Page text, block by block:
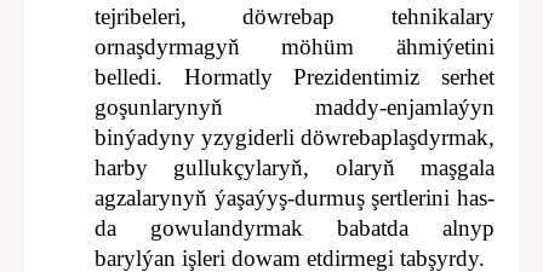
tejribeleri, döwrebap tehnikalary
ornaşdyrmagyň möhüm ähmiýetini
belledi. Hormatly Prezidentimiz serhet
goşunlarynyň maddy-enjamlaýyn
binýadyny yzygiderli döwrebaplaşdyrmak,
harby gullukçylaryň, olaryň maşgala
agzalarynyň ýaşaýyş-durmuş şertlerini has-
da gowulandyrmak babatda alnyp
barylýan işleri dowam etdirmegi tabşyrdy.